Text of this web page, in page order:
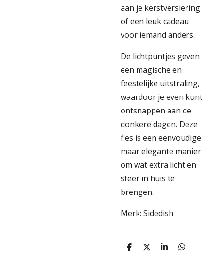
aan je kerstversiering
of een leuk cadeau
voor iemand anders.
De lichtpuntjes geven
een magische en
feestelijke uitstraling,
waardoor je even kunt
ontsnappen aan de
donkere dagen. Deze
fles is een eenvoudige
maar elegante manier
om wat extra licht en
sfeer in huis te
brengen.
Merk: Sidedish
D
D
S
D